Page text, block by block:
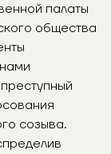
палаты
общества
созыва.